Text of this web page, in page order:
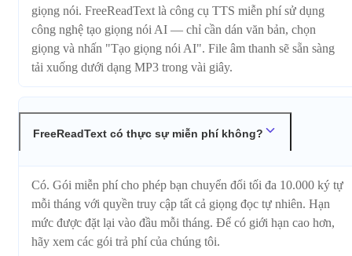
giọng nói. FreeReadText là công cụ TTS miễn phí sử dụng
công nghệ tạo giọng nói AI — chỉ cần dán văn bản, chọn
giọng và nhấn "Tạo giọng nói AI". File âm thanh sẽ sẵn sàng
tải xuống dưới dạng MP3 trong vài giây.
FreeReadText có thực sự miễn phí không?
Có. Gói miễn phí cho phép bạn chuyển đổi tối đa 10.000 ký tự
mỗi tháng với quyền truy cập tất cả giọng đọc tự nhiên. Hạn
mức được đặt lại vào đầu mỗi tháng. Để có giới hạn cao hơn,
hãy xem các gói trả phí của chúng tôi.